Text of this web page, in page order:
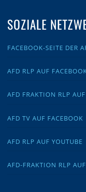
SOZIALE
FACEBOOK-SEITE DER
AFD RLP AUF
AFD FRAKTION RLP
AFD TV AUF FACEBOOK
AFD RLP AUF YOUTUBE
AFD-FRAKTION RLP